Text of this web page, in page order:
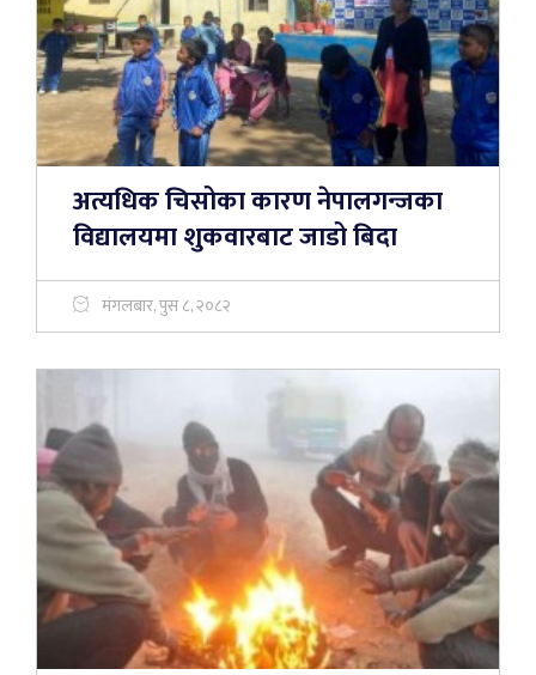
अत्यधिक चिसोका कारण नेपालगन्जका
विद्यालयमा शुकवारबाट जाडो बिदा
मंगलबार, पुस ८, २०८२